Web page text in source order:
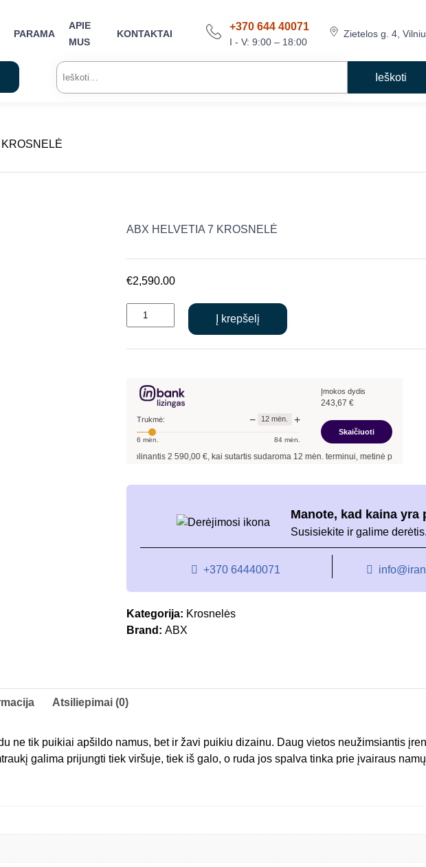
PARAMA
APIE
MUS
KONTAKTAI
+370 644 40071
I - V: 9:00 – 18:00
Zietelos g. 4,
Ieškoti:
ABX HELVETIA 7 KROSNELĖ
€2,590.00
produkto
kiekis:
KROSNELĖ
Į krepšelį
Trukmė: − 12 mėn. +
6 mėn. 84mėn.
Įmokos dydis
243,67 €
Skaičiuoti
2 590,00€, kai sutartis sudaroma12mėn. terminui, metinė palūkanų norma –
Manote, kad kaina yra
Susisiekite ir galime derėtis.
+370 64440071
Kategorija: Krosnelės
Brand: ABX
Atsiliepimai (0)
ne tik puikiai apšildo namus, bet ir žavi puikiu dizainu. Daug vietos neužimsiantis
galima prijungti tiek viršuje, tiek iš galo, o ruda jos spalva tinka prie įvairaus